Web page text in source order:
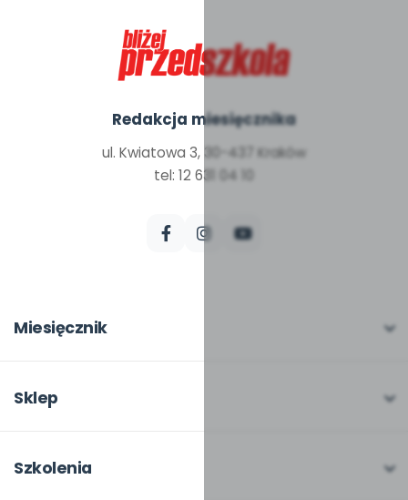
Redakcja miesięcznika
ul. Kwiatowa 3, 30-437 Kraków
tel: 12 631 04 10
Miesięcznik
W numerze
Pomoce dydaktyczne
Sklep
Moje zakupy
Szkolenia